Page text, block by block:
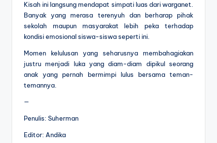
Kisah ini langsung mendapat simpati luas dari warganet.
Banyak yang merasa terenyuh dan berharap pihak
sekolah maupun masyarakat lebih peka terhadap
kondisi emosional siswa-siswa seperti ini.
Momen kelulusan yang seharusnya membahagiakan
justru menjadi luka yang diam-diam dipikul seorang
anak yang pernah bermimpi lulus bersama teman-
temannya.
—
Penulis: Suherman
Editor: Andika